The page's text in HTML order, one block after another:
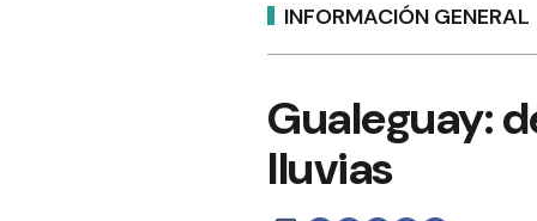
INFORMACIÓN GENERAL
Gualeguay:
lluvias